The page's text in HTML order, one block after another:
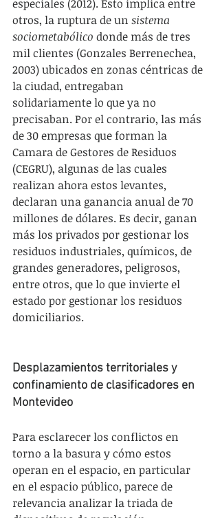
especiales (2012). Esto implica entre
otros, la ruptura de un sistema
sociometabólico donde más de tres
mil clientes (Gonzales Berrenechea,
2003) ubicados en zonas céntricas de
la ciudad, entregaban
solidariamente lo que ya no
precisaban. Por el contrario, las más
de 30 empresas que forman la
Camara de Gestores de Residuos
(CEGRU), algunas de las cuales
realizan ahora estos levantes,
declaran una ganancia anual de 70
millones de dólares. Es decir, ganan
más los privados por gestionar los
residuos industriales, químicos, de
grandes generadores, peligrosos,
entre otros, que lo que invierte el
estado por gestionar los residuos
domiciliarios.
Desplazamientos territoriales y
confinamiento de clasificadores en
Montevideo
Para esclarecer los conflictos en
torno a la basura y cómo estos
operan en el espacio, en particular
en el espacio público, parece de
relevancia analizar la triada de